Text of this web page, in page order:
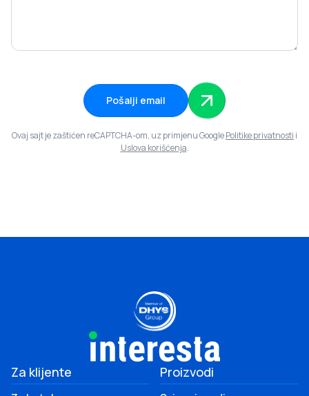
Pošalji email
Ovaj sajt je zaštićen reCAPTCHA-om, uz primjenu GooglePolitike privatnosti i
Uslova korišćenja.
Za klijente Proizvodi